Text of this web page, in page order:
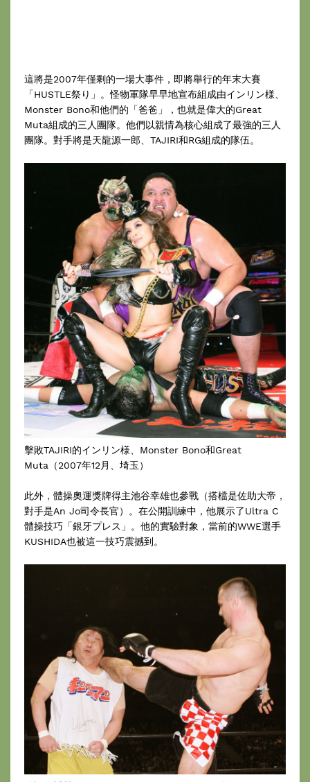
這將是2007年僅剩的一場大事件，即將舉行的年末大賽
「HUSTLE祭り」。怪物軍隊早早地宣布組成由インリン様、
Monster Bono和他們的「爸爸」，也就是偉大的Great
Muta組成的三人團隊。他們以親情為核心組成了最強的三人
團隊。對手將是天龍源一郎、TAJIRI和RG組成的隊伍。
擊敗TAJIRI的インリン様、Monster Bono和Great
Muta（2007年12月、埼玉）
此外，體操奧運獎牌得主池谷幸雄也參戰（搭檔是佐助大帝，
對手是An Jo司令長官）。在公開訓練中，他展示了Ultra C
體操技巧「銀牙プレス」。他的實驗對象，當前的WWE選手
KUSHIDA也被這一技巧震撼到。